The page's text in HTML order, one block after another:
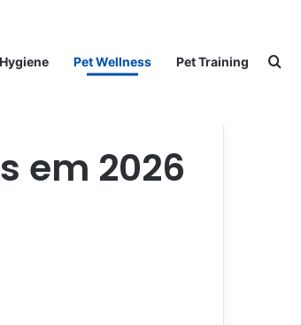
Pet Wellness Pet Training
em 2026